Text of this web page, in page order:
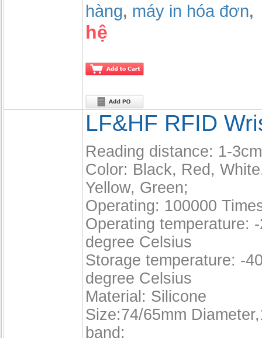
hàng, máy in hóa đơn,
hệ
LF&HF RFID
Reading distance: 1-3cm
Color: Black, Red,
Yellow, Green;
Operating: 100000
Operating temperature:
degree Celsius
Storage temperature: -
degree Celsius
Material: Silicone
Size:74/65mm
band;